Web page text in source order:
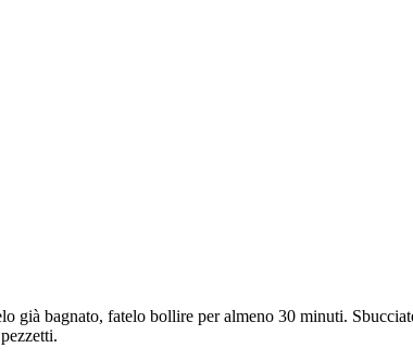
già bagnato, fatelo bollire per almeno 30 minuti.